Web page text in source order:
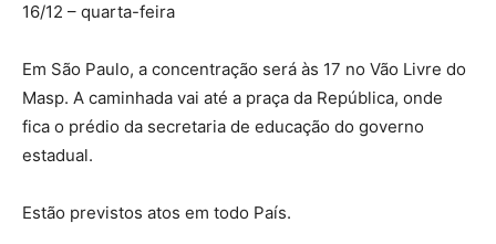
16/12 – quarta-feira
Em São Paulo, a concentração será às 17 no Vão Livre do
Masp. A caminhada vai até a praça da República, onde
fica o prédio da secretaria de educação do governo
estadual.
Estão previstos atos em todo País.